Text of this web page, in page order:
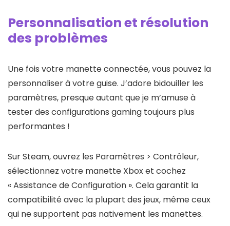
Personnalisation et résolution
des problèmes
Une fois votre manette connectée, vous pouvez la
personnaliser à votre guise. J’adore bidouiller les
paramètres, presque autant que je m’amuse à
tester des configurations gaming toujours plus
performantes !
Sur Steam, ouvrez les Paramètres > Contrôleur,
sélectionnez votre manette Xbox et cochez
« Assistance de Configuration ». Cela garantit la
compatibilité avec la plupart des jeux, même ceux
qui ne supportent pas nativement les manettes.